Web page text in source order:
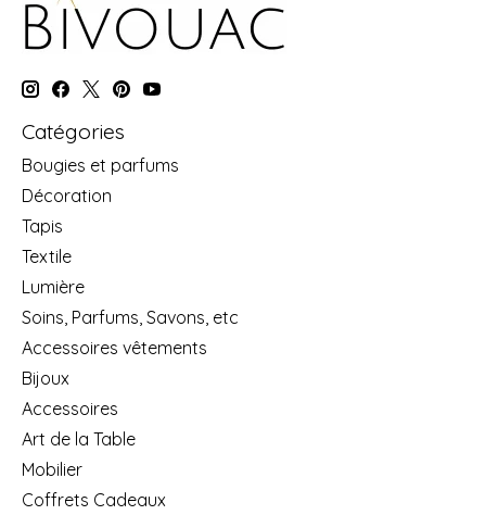
Catégories
Bougies et parfums
Décoration
Tapis
Textile
Lumière
Soins, Parfums, Savons, etc
Accessoires vêtements
Bijoux
Accessoires
Art de la Table
Mobilier
Coffrets Cadeaux